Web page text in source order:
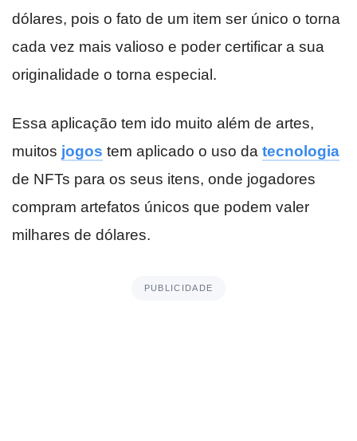
dólares, pois o fato de um item ser único o torna
cada vez mais valioso e poder certificar a sua
originalidade o torna especial.
Essa aplicação tem ido muito além de artes,
muitos jogos tem aplicado o uso da tecnologia
de NFTs para os seus itens, onde jogadores
compram artefatos únicos que podem valer
milhares de dólares.
PUBLICIDADE